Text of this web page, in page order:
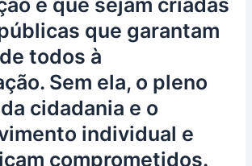
que garantam
todos à
Sem ela, o pleno
cidadania e o
individual e
comprometidos.